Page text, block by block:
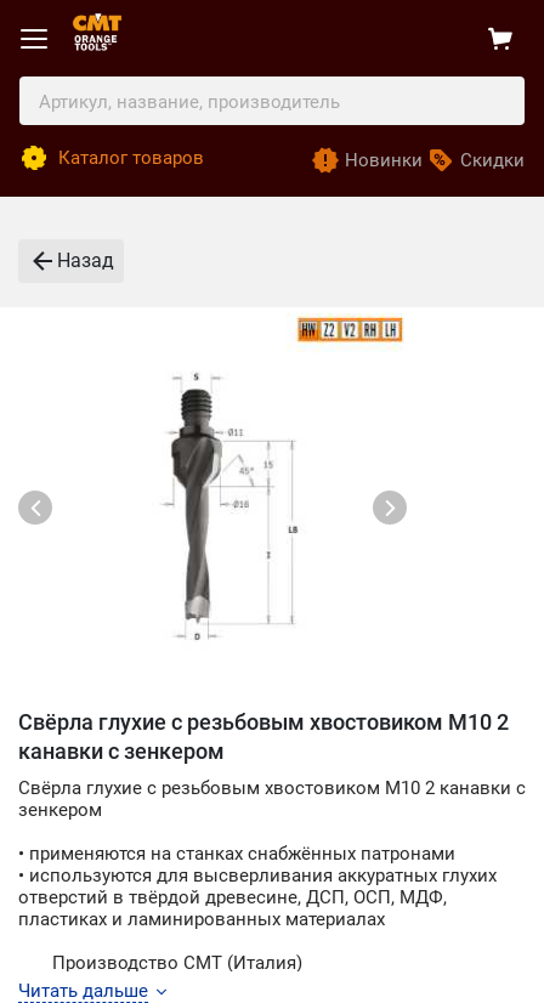
Каталог товаров Новинки Скидки
Назад
Свёрла глухие с резьбовым хвостовиком M10 2
канавки с зенкером
Свёрла глухие с резьбовым хвостовиком M10 2 канавки с
зенкером
• применяются на станках снабжённых патронами
• используются для высверливания аккуратных глухих
отверстий в твёрдой древесине, ДСП, OСП, МДФ,
пластиках и ламинированных материалах
Производство CMT (Италия)
Читать дальше